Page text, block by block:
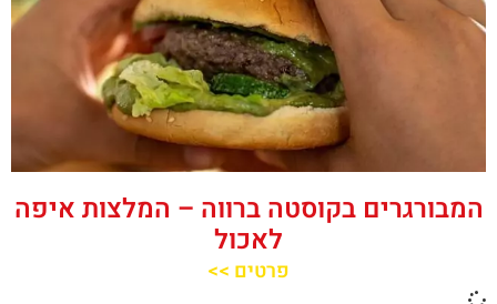
המבורגרים בקוסטה ברווה – המלצות איפה
לאכול
פרטים >>